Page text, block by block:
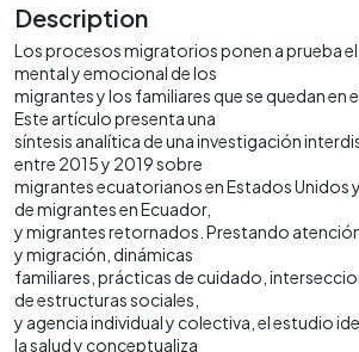
Description
Los procesos migratorios ponen a prueba
mental y emocional de los
migrantes y los familiares que se quedan en
Este artículo presenta una
síntesis analítica de una investigación
entre 2015 y 2019 sobre
migrantes ecuatorianos en Estados Unidos
de migrantes en Ecuador,
y migrantes retornados. Prestando
y migración, dinámicas
familiares, prácticas de cuidado,
de estructuras sociales,
y agencia individual y colectiva, el estudio
la salud y conceptualiza